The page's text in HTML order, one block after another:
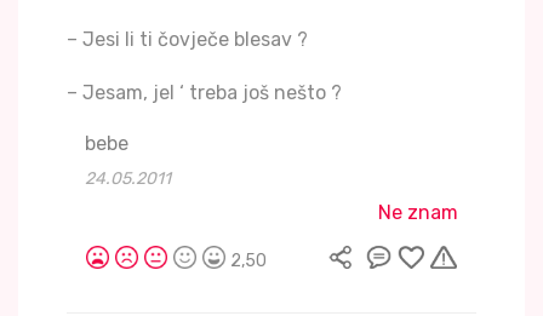
– Jesi li ti čovječe blesav ?
– Jesam, jel ‘ treba još nešto ?
bebe
24.05.2011
Ne znam
2,50